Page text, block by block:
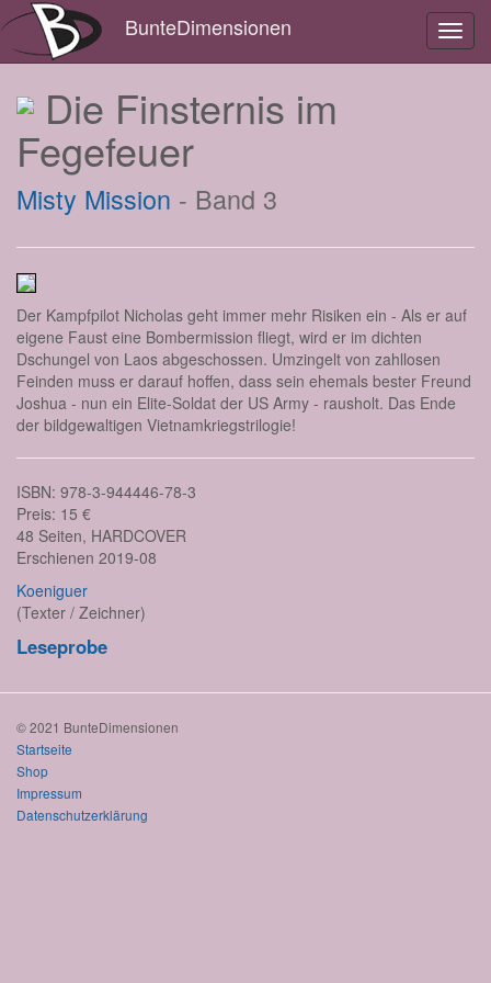
BunteDimensionen
Die Finsternis im
Fegefeuer
Misty Mission - Band 3
Der Kampfpilot Nicholas geht immer mehr Risiken ein - Als er auf
eigene Faust eine Bombermission fliegt, wird er im dichten
Dschungel von Laos abgeschossen. Umzingelt von zahllosen
Feinden muss er darauf hoffen, dass sein ehemals bester Freund
Joshua - nun ein Elite-Soldat der US Army - rausholt. Das Ende
der bildgewaltigen Vietnamkriegstrilogie!
ISBN: 978-3-944446-78-3
Preis: 15 €
48 Seiten, HARDCOVER
Erschienen 2019-08
Koeniguer
(Texter / Zeichner)
Leseprobe
© 2021 BunteDimensionen
Startseite
Shop
Impressum
Datenschutzerklärung